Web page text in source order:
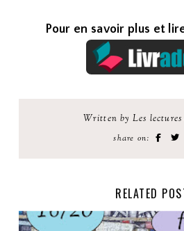
Pour en savoir plus et
Written by Les lectures
share on:
RELATED